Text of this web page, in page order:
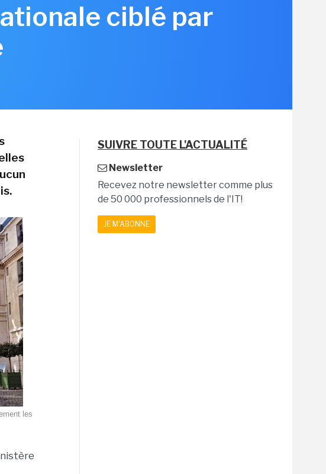
ciblé par
les
SUIVRE TOUTE L'ACTUALITÉ
Newsletter
Recevez notre newsletter comme plus
de 50 000 professionnels de l'IT!
JE M'ABONNE